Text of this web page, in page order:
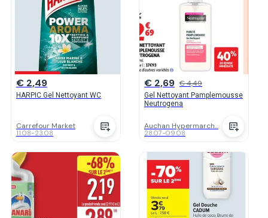
€ 2,49
HARPIC Gel Nettoyant WC
Carrefour Market
11.08-23.08
€ 2,69 € 4,49
Gel Nettoyant Pamplemousse
Neutrogena
Auchan Hypermarch...
28.07-09.08